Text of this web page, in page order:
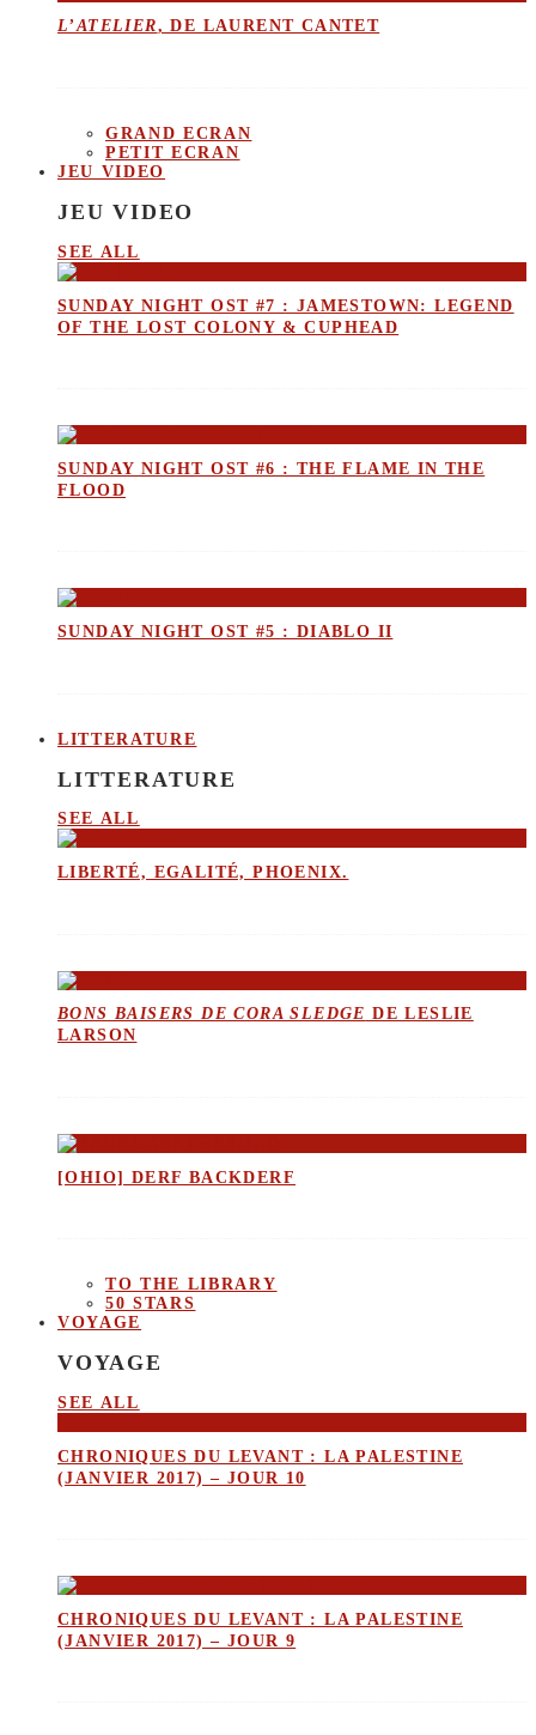
L’ATELIER, DE LAURENT CANTET
GRAND ECRAN
PETIT ECRAN
JEU VIDEO
JEU VIDEO
SEE ALL
SUNDAY NIGHT OST #7 : JAMESTOWN: LEGEND
OF THE LOST COLONY & CUPHEAD
SUNDAY NIGHT OST #6 : THE FLAME IN THE
FLOOD
SUNDAY NIGHT OST #5 : DIABLO II
LITTERATURE
LITTERATURE
SEE ALL
LIBERTÉ, EGALITÉ, PHOENIX.
BONS BAISERS DE CORA SLEDGE DE LESLIE
LARSON
[OHIO] DERF BACKDERF
TO THE LIBRARY
50 STARS
VOYAGE
VOYAGE
SEE ALL
CHRONIQUES DU LEVANT : LA PALESTINE
(JANVIER 2017) – JOUR 10
CHRONIQUES DU LEVANT : LA PALESTINE
(JANVIER 2017) – JOUR 9